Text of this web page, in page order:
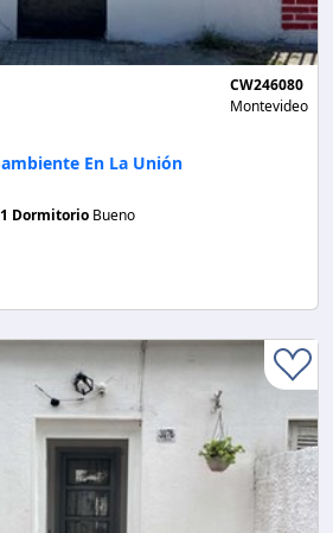
CW246080
Montevideo
En La Unión
1 Dormitorio Bueno